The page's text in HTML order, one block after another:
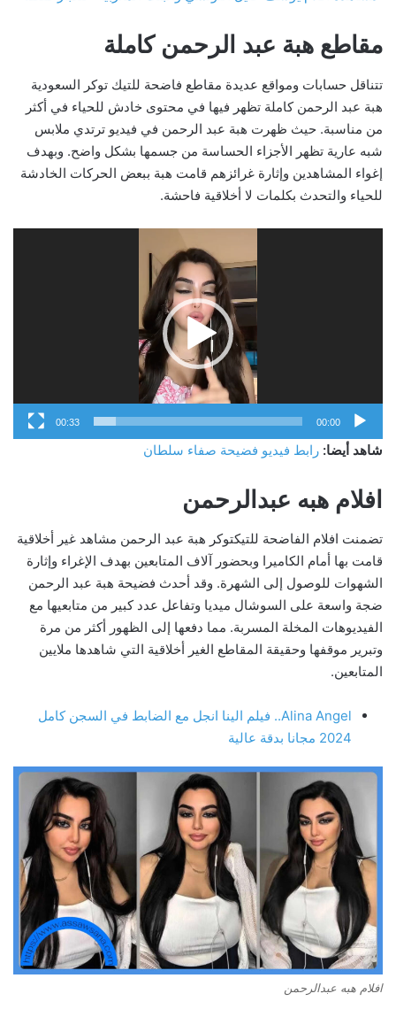
مقاطع هبة عبد الرحمن كاملة
تتناقل حسابات ومواقع عديدة مقاطع فاضحة للتيك توكر السعودية
هبة عبد الرحمن كاملة تظهر فيها في محتوى خادش للحياء في أكثر
من مناسبة. حيث ظهرت هبة عبد الرحمن في فيديو ترتدي ملابس
شبه عارية تظهر الأجزاء الحساسة من جسمها بشكل واضح. وبهدف
إغواء المشاهدين وإثارة غرائزهم قامت هبة ببعض الحركات الخادشة
للحياء والتحدث بكلمات لا أخلاقية فاحشة.
00:00
00:33
شاهد أيضا: رابط فيديو فضيحة صفاء سلطان
افلام هبه عبدالرحمن
تضمنت افلام الفاضحة للتيكتوكر هبة عبد الرحمن مشاهد غير أخلاقية
قامت بها أمام الكاميرا وبحضور آلاف المتابعين بهدف الإغراء وإثارة
الشهوات للوصول إلى الشهرة. وقد أحدث فضيحة هبة عبد الرحمن
ضجة واسعة على السوشال ميديا وتفاعل عدد كبير من متابعيها مع
الفيديوهات المخلة المسربة. مما دفعها إلى الظهور أكثر من مرة
وتبرير موقفها وحقيقة المقاطع الغير أخلاقية التي شاهدها ملايين
المتابعين.
Alina Angel.. فيلم الينا انجل مع الضابط في السجن كامل
2024 مجانا بدقة عالية
افلام هبه عبدالرحمن